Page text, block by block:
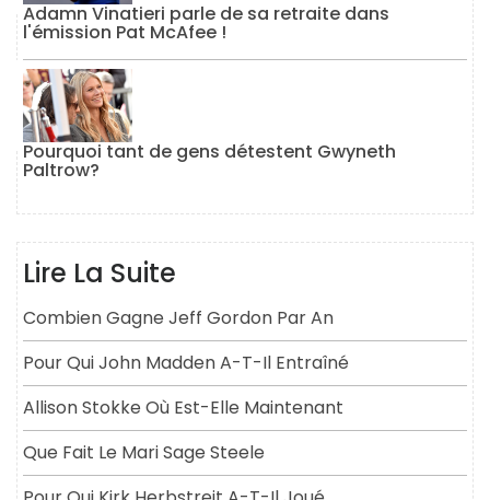
Adamn Vinatieri parle de sa retraite dans
l'émission Pat McAfee !
Pourquoi tant de gens détestent Gwyneth
Paltrow?
Lire La Suite
Combien Gagne Jeff Gordon Par An
Pour Qui John Madden A-T-Il Entraîné
Allison Stokke Où Est-Elle Maintenant
Que Fait Le Mari Sage Steele